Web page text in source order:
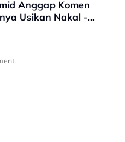
Anggap Komen
Usikan Nakal -